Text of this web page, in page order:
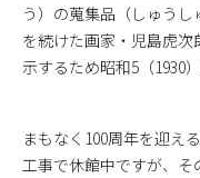
う）の蒐集品（しゅう
を続けた画家・児島虎
示するため昭和5（1930
まもなく100周年を迎え
工事で休館中ですが、